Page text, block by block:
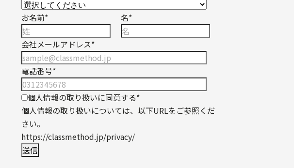
お名前* 名*
会社メールアドレス*
電話番号*
個人情報の取り扱いに同意する*
個人情報の取り扱いについては、以下URLをご参照くだ
さい。
https://classmethod.jp/privacy/